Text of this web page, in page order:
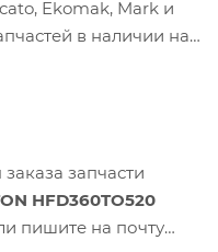
Ekomak, Mark и
в наличии на
запчасти
HFD360TO520
пишите на почту